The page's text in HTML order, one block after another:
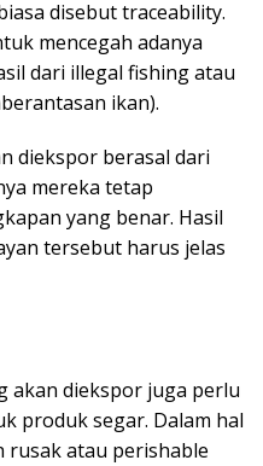
disebut traceability.
mencegah adanya
dari illegal fishing atau
ikan).
diekspor berasal dari
mereka tetap
yang benar. Hasil
tersebut harus jelas
akan diekspor juga perlu
produk segar. Dalam hal
rusak atau perishable